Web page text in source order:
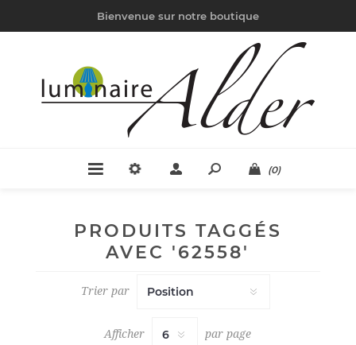
Bienvenue sur notre boutique
(0)
PRODUITS TAGGÉS
AVEC '62558'
Trier par
Afficher par page